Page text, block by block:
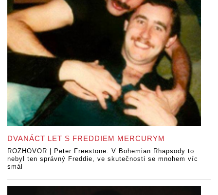
DVANÁCT LET S FREDDIEM MERCURYM
ROZHOVOR | Peter Freestone: V Bohemian Rhapsody to
nebyl ten správný Freddie, ve skutečnosti se mnohem víc
smál